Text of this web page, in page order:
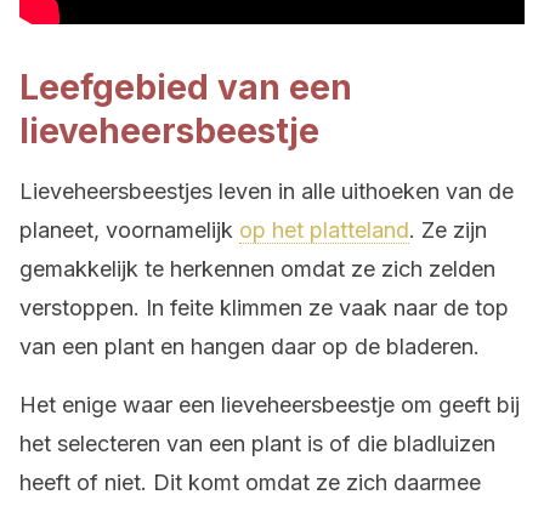
Leefgebied van een
lieveheersbeestje
Lieveheersbeestjes leven in alle uithoeken van de
planeet, voornamelijk op het platteland. Ze zijn
gemakkelijk te herkennen omdat ze zich zelden
verstoppen. In feite klimmen ze vaak naar de top
van een plant en hangen daar op de bladeren.
Het enige waar een lieveheersbeestje om geeft bij
het selecteren van een plant is of die bladluizen
heeft of niet. Dit komt omdat ze zich daarmee